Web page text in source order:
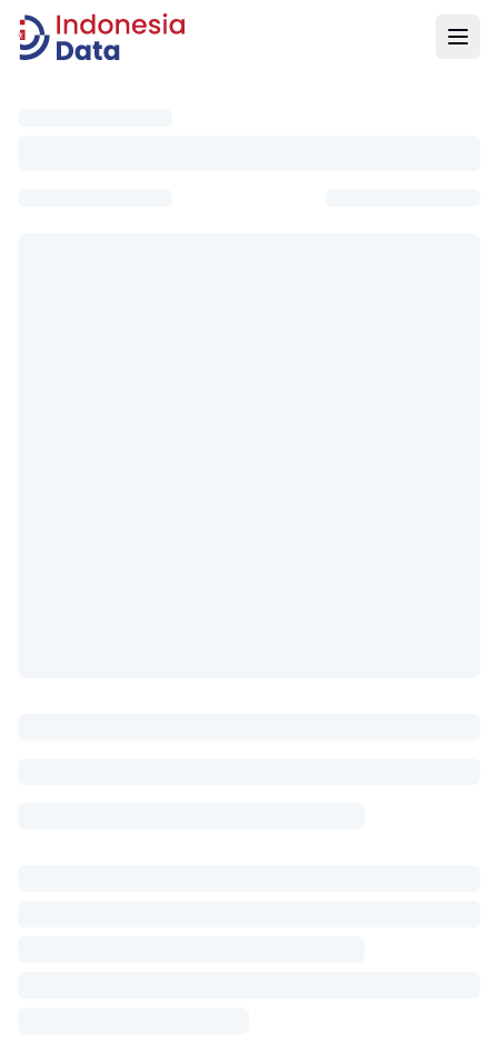
Indonesia Data